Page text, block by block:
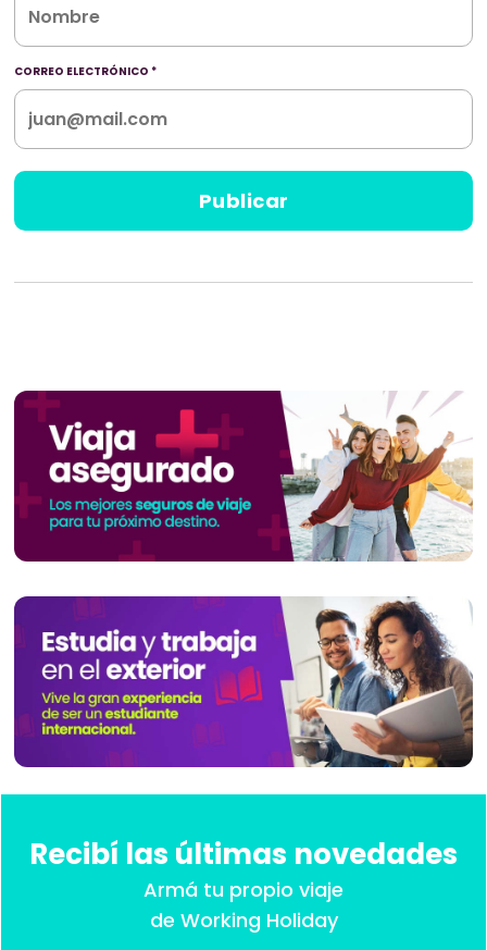
CORREO ELECTRÓNICO *
Recibí las últimas novedades
Armá tu propio viaje
de Working Holiday